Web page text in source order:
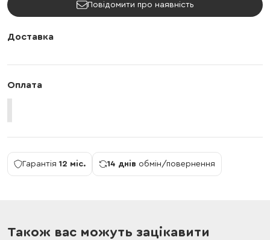
Повідомити про наявність
Доставка
Оплата
Гарантія 12 міс. 14 днів обмін/повернення
Також вас можуть зацікавити